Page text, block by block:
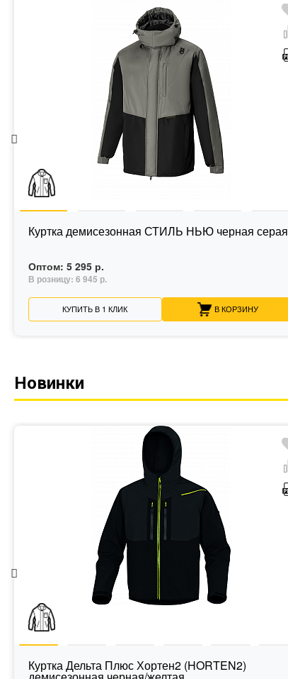
Куртка демисезонная СТИЛЬ НЬЮ черная серая
Оптом: 5 295 р.
В розницу: 6 945 р.
КУПИТЬ В 1 КЛИК В КОРЗИНУ
Новинки
Куртка Дельта Плюс Хортен2 (HORTEN2)